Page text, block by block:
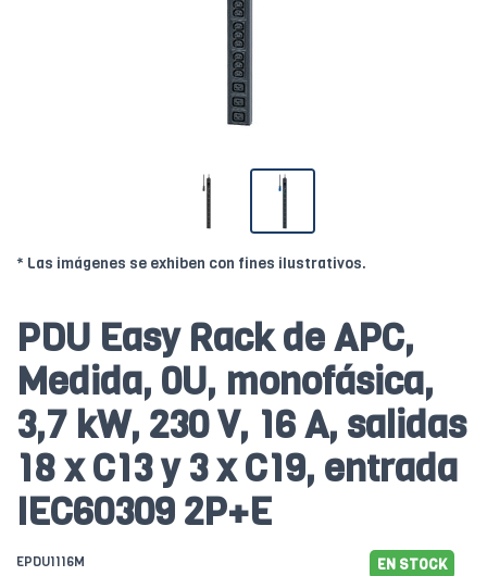
* Las imágenes se exhiben con fines ilustrativos.
PDU Easy Rack de APC,
Medida, 0U, monofásica,
3,7 kW, 230 V, 16 A, salidas
18 x C13 y 3 x C19, entrada
IEC60309 2P+E
EPDU1116M EN STOCK